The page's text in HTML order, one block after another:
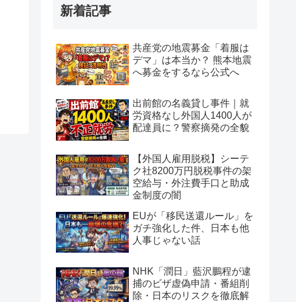
新着記事
共産党の地震募金「着服は
デマ」は本当か？ 熊本地震
へ募金をするなら公式へ
出前館の名義貸し事件｜就
労資格なし外国人1400人が
配達員に？警察摘発の全貌
【外国人雇用脱税】シーテ
ク社8200万円脱税事件の架
空給与・外注費手口と助成
金制度の闇
EUが「移民送還ルール」を
ガチ強化した件、日本も他
人事じゃない話
NHK「潤日」藍沢鵬程が逮
捕のビザ虚偽申請・番組削
除・日本のリスクを徹底解